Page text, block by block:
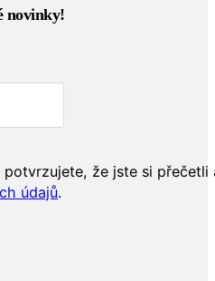
novinky!​
že jste si přečetli
údajů.